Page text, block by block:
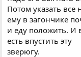
Потом указать все
ему в загончике
и еду положить. И
есть впустить эту
зверюгу.